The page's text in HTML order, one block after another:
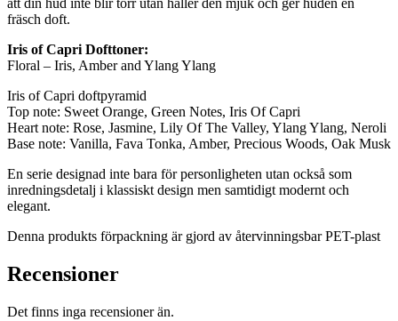
att din hud inte blir torr utan håller den mjuk och ger huden en
fräsch doft.
Iris of Capri Dofttoner:
Floral – Iris, Amber and Ylang Ylang
Iris of Capri doftpyramid
Top note: Sweet Orange, Green Notes, Iris Of Capri
Heart note: Rose, Jasmine, Lily Of The Valley, Ylang Ylang, Neroli
Base note: Vanilla, Fava Tonka, Amber, Precious Woods, Oak Musk
En serie designad inte bara för personligheten utan också som
inredningsdetalj i klassiskt design men samtidigt modernt och
elegant.
Denna produkts förpackning är gjord av återvinningsbar PET-plast
Recensioner
Det finns inga recensioner än.